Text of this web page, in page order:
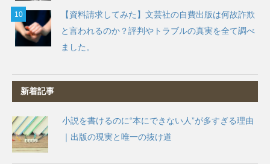
【資料請求してみた】文芸社の自費出版は何故詐欺
と言われるのか？評判やトラブルの真実を全て調べ
ました。
新着記事
小説を書けるのに“本にできない人”が多すぎる理由
｜出版の現実と唯一の抜け道